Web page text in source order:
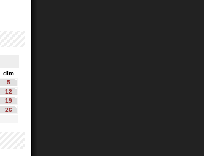
dim
5
12
19
26